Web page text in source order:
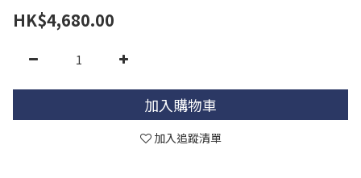
HK$4,680.00
加入購物車
加入追蹤清單